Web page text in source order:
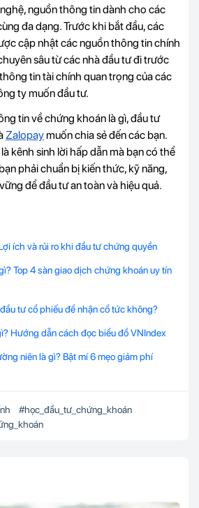
nguồn thông tin dành cho các
đa dạng. Trước khi bắt đầu, các
cập nhật các nguồn thông tin chính
sâu từ các nhà đầu tư đi trước
tin tài chính quan trọng của các
ty muốn đầu tư.
tin về chứng khoán là gì, đầu tư
Zalopaymuốn chia sẻ đến các bạn.
kênh sinh lời hấp dẫn mà bạn có thể
phải chuẩn bị kiến ​​thức, kỹ năng,
để đầu tư an toàn và hiệu quả.
ích và rủi ro khi đầu tư chứng quyền
Top 4 sàn giao dịch chứng khoán uy tín
tư cổ phiếu để nhận cổ tức không?
Hướng dẫn cách đọc biểu đồ VNIndex
niên là gì? Bật mí 6 mẹo giảm phí
#học_đầu_tư_chứng_khoán